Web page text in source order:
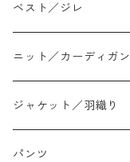
ベスト／ジレ
ニット／カーディガン
ジャケット／羽織り
パンツ